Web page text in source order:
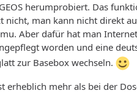
herumprobiert. Das
nicht, man kann nicht direkt
Aber dafür hat man
worden und eine
zur Basebox wechseln.
erheblich mehr als bei der